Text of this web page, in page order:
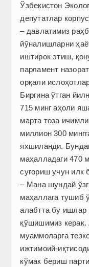
Ўзбекистон
депутатлар
– давлатимиз
йўналишларни
иштирок этиш,
парламент
орқали
Биргина ўтган
715 минг аҳоли
марта тоза
миллион 300
яхшиланди.
маҳалладаги 470
суғориш учун илк
– Мана шундай
маҳаллага тушиб
алабтта бу ишлар
қўшишимиз керак.
муаммоларга
ижтимоий-
кўмак бериш